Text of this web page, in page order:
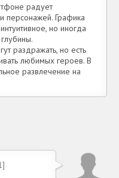
радует
персонажей. Графика
но иногда
раздражать, но есть
любимых героев. В
развлечение на